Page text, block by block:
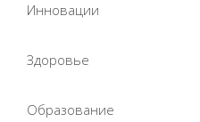
Инновации
Здоровье
Образование